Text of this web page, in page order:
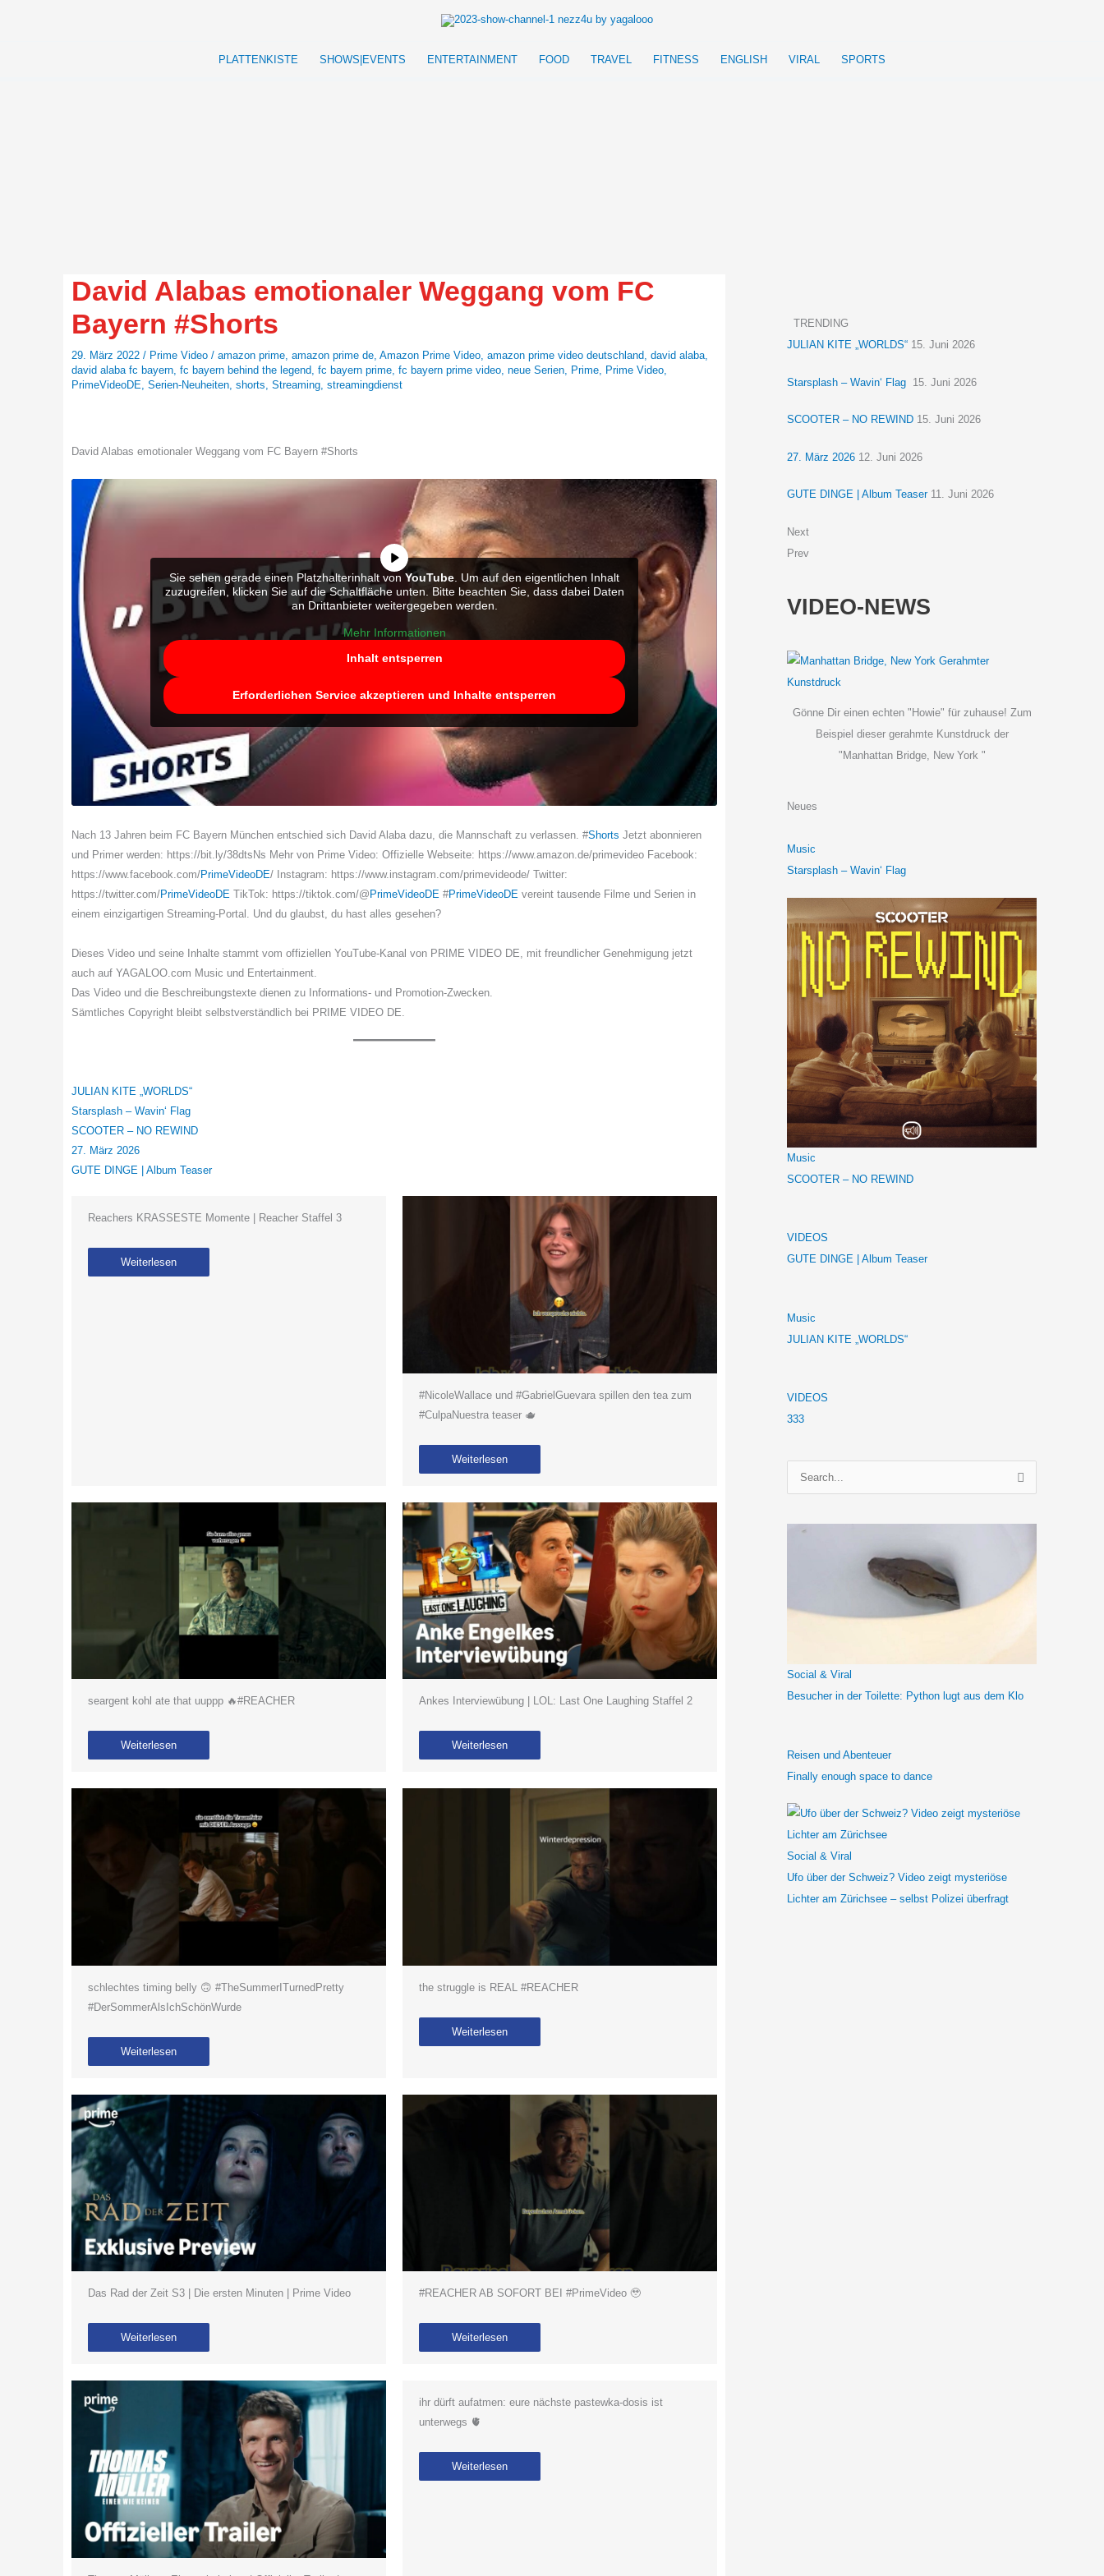
PLATTENKISTE
SHOWS|EVENTS ENTERTAINMENT FOOD TRAVEL FITNESS ENGLISH VIRAL SPORTS
David Alabas emotionaler Weggang vom FC
Bayern #Shorts
29. März 2022 / Prime Video / amazon prime, amazon prime de, Amazon Prime Video, amazon prime video deutschland, david alaba,
david alaba fc bayern, fc bayern behind the legend, fc bayern prime, fc bayern prime video, neue Serien, Prime, Prime Video,
PrimeVideoDE, Serien-Neuheiten, shorts, Streaming, streamingdienst
David Alabas emotionaler Weggang vom FC Bayern #Shorts
Sie sehen gerade einen Platzhalterinhalt von YouTube . Um auf den eigentlichen Inhalt
zuzugreifen, klicken Sie auf die Schaltfläche unten. Bitte beachten Sie, dass dabei Daten
an Drittanbieter weitergegeben werden.
Mehr Informationen
Inhalt entsperren
Erforderlichen Service akzeptieren und Inhalte entsperren
Nach 13 Jahren beim FC Bayern München entschied sich David Alaba dazu, die Mannschaft zu verlassen. #Shorts Jetzt abonnieren
und Primer werden: https://bit.ly/38dtsNs Mehr von Prime Video: Offizielle Webseite: https://www.amazon.de/primevideo Facebook:
https://www.facebook.com/PrimeVideoDE/ Instagram: https://www.instagram.com/primevideode/ Twitter:
https://twitter.com/PrimeVideoDE TikTok: https://tiktok.com/@ PrimeVideoDE #PrimeVideoDE vereint tausende Filme und Serien in
einem einzigartigen Streaming-Portal. Und du glaubst, du hast alles gesehen?
Dieses Video und seine Inhalte stammt vom offiziellen YouTube-Kanal von PRIME VIDEO DE, mit freundlicher Genehmigung jetzt
auch auf YAGALOO.com Music und Entertainment.
Das Video und die Beschreibungstexte dienen zu Informations- und Promotion-Zwecken.
Sämtliches Copyright bleibt selbstverständlich bei PRIME VIDEO DE.
JULIAN KITE „WORLDS“
Starsplash – Wavin‘ Flag
SCOOTER – NO REWIND
27. März 2026
GUTE DINGE | Album Teaser
Reachers KRASSESTE Momente | Reacher Staffel 3
Weiterlesen
#NicoleWallace und #GabrielGuevara spillen den tea zum
#CulpaNuestra teaser 🫖
Weiterlesen
seargent kohl ate that uuppp 🔥#REACHER
Weiterlesen
Ankes Interviewübung | LOL: Last One Laughing Staffel 2
Weiterlesen
schlechtes timing belly 🙃 #TheSummerITurnedPretty
#DerSommerAlsIchSchönWurde
Weiterlesen
the struggle is REAL #REACHER
Weiterlesen
Das Rad der Zeit S3 | Die ersten Minuten | Prime Video
Weiterlesen
#REACHER AB SOFORT BEI #PrimeVideo 🥹
Weiterlesen
ihr dürft aufatmen: eure nächste pastewka-dosis ist
unterwegs 🫀
Weiterlesen
TRENDING
JULIAN KITE „WORLDS“ 15. Juni 2026
Starsplash – Wavin‘ Flag 15. Juni 2026
SCOOTER – NO REWIND 15. Juni 2026
27. März 2026 12. Juni 2026
GUTE DINGE | Album Teaser 11. Juni 2026
Next
Prev
VIDEO-NEWS
Gönne Dir einen echten "Howie" für zuhause! Zum
Beispiel dieser gerahmte Kunstdruck der
"Manhattan Bridge, New York "
Neues
Music
Starsplash – Wavin‘ Flag
Music
SCOOTER – NO REWIND
VIDEOS
GUTE DINGE | Album Teaser
Music
JULIAN KITE „WORLDS“
VIDEOS
333
u
h
Social & Viral
Besucher in der Toilette: Python lugt aus dem Klo
Reisen und Abenteuer
Finally enough space to dance
Social & Viral
Ufo über der Schweiz? Video zeigt mysteriöse
Lichter am Zürichsee – selbst Polizei überfragt